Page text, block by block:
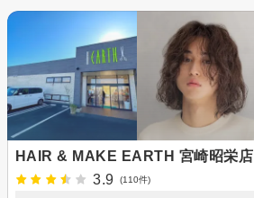
HAIR & MAKE EARTH 宮崎昭栄店
3.9
(110件)